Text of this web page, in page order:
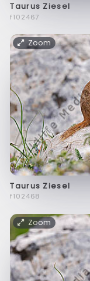
Taurus Ziesel
f102467
Zoom
Taurus Ziesel
f102468
Zoom